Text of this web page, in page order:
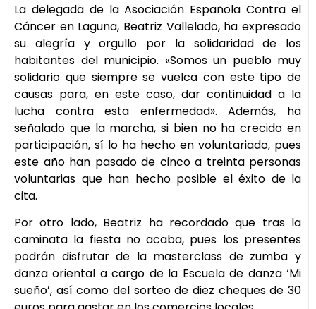
La delegada de la Asociación Española Contra el
Cáncer en Laguna, Beatriz Vallelado, ha expresado
su alegría y orgullo por la solidaridad de los
habitantes del municipio. «Somos un pueblo muy
solidario que siempre se vuelca con este tipo de
causas para, en este caso, dar continuidad a la
lucha contra esta enfermedad». Además, ha
señalado que la marcha, si bien no ha crecido en
participación, sí lo ha hecho en voluntariado, pues
este año han pasado de cinco a treinta personas
voluntarias que han hecho posible el éxito de la
cita.
Por otro lado, Beatriz ha recordado que tras la
caminata la fiesta no acaba, pues los presentes
podrán disfrutar de la masterclass de zumba y
danza oriental a cargo de la Escuela de danza ‘Mi
sueño’, así como del sorteo de diez cheques de 30